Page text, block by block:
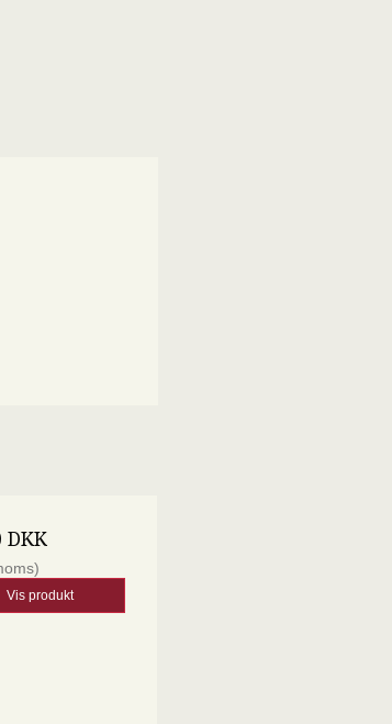
DKK
Vis produkt